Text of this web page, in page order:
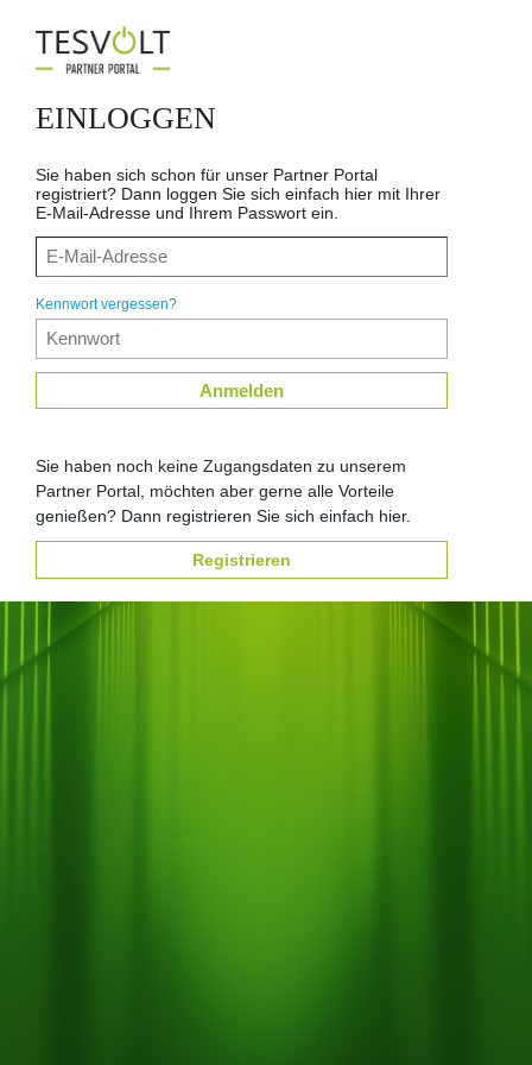
EINLOGGEN
Sie haben sich schon für unser Partner Portal
registriert? Dann loggen Sie sich einfach hier mit Ihrer
E-Mail-Adresse und Ihrem Passwort ein.
Kennwort vergessen?
Anmelden
Sie haben noch keine Zugangsdaten zu unserem
Partner Portal, möchten aber gerne alle Vorteile
genießen? Dann registrieren Sie sich einfach hier.
Registrieren